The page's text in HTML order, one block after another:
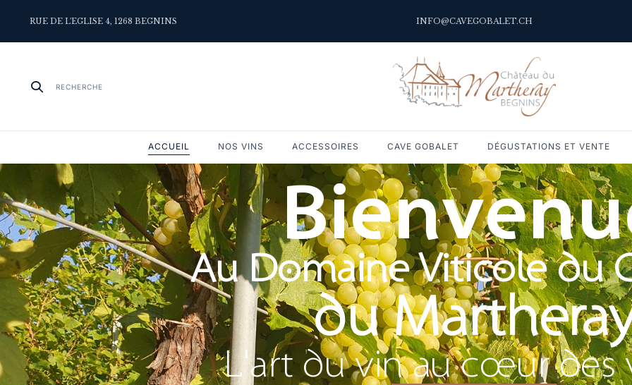
RUE DE L'EGLISE 4, 1268 BEGNINS INFO@CAVEGOBALET.CH
RECHERCHE
ACCUEIL NOS VINS ACCESSOIRES CAVE GOBALET DÉGUSTATIONS ET VENTE
Au Domaine Viticole du
du
L'art du vin au cœur des